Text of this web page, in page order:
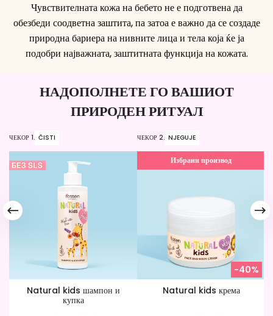
Чувствителната кожа на бебето не е подготвена да
обезбеди соодветна заштита, па затоа е важно да се создаде
природна бариера на нивните лица и тела која ќе ја
подобри најважната, заштитната функција на кожата.
НАДОПОЛНЕТЕ ГО ВАШИОТ
ПРИРОДЕН РИТУАЛ
ЧЕКОР 1. ČISTI
Natural kids шампон и
купка
ЧЕКОР 2. NJEGUJE
Избрани производ
-40%
Natural kids крема